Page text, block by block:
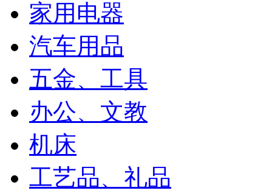
家用电器
汽车用品
五金、工具
办公、文教
机床
工艺品、礼品